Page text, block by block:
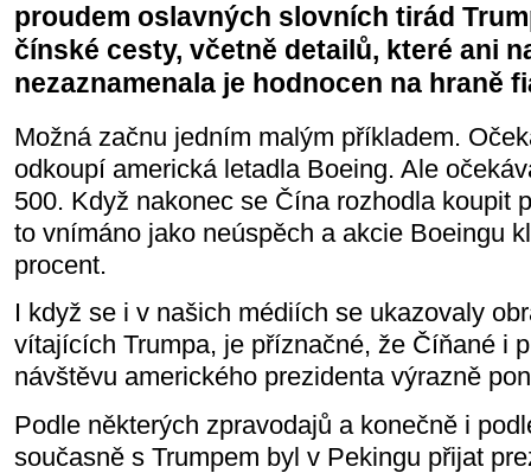
proudem oslavných slovních tirád
čínské cesty, včetně detailů, které ani
nezaznamenala je hodnocen na hraně
Možná začnu jedním malým příkladem.
odkoupí americká letadla Boeing. Ale
500. Když nakonec se Čína rozhodla koupit
to vnímáno jako neúspěch a akcie Boeingu
procent.
I když se i v našich médiích se ukazovaly
vítajících Trumpa, je příznačné, že Číňané i
návštěvu amerického prezidenta výrazně
Podle některých zpravodajů a konečně i
současně s Trumpem byl v Pekingu přijat